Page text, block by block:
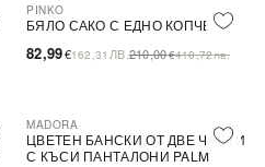
-60%
PINKO
БЯЛО САКО С ЕДНО КОПЧЕ
82,99€162,31 ЛВ.210,00€410,72лв.
MADORA
ЦВЕТЕН БАНСКИ ОТ ДВЕ ЧАСТИ
С КЪСИ ПАНТАЛОНИ PALM